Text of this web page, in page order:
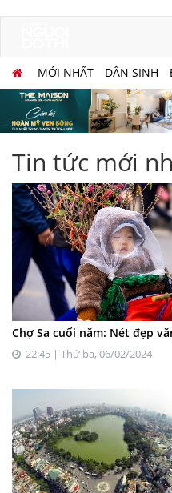
MỚI NHẤT DÂN SINH
Tin tức mới
Chợ Sa cuối năm: Nét đẹp
22:45 | Thứ ba, 06/02/2024